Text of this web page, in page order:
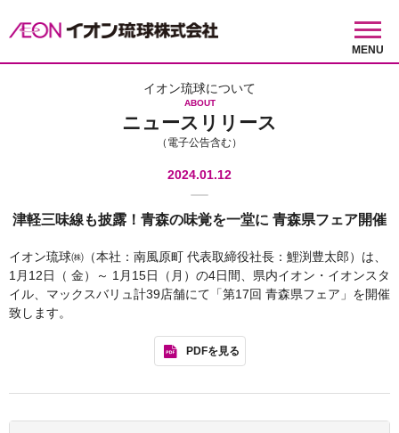
MENU
イオン琉球について
ABOUT
ニュースリリース
（電子公告含む）
2024.01.12
津軽三味線も披露！青森の味覚を一堂に 青森県フェア開催
イオン琉球㈱（本社：南風原町 代表取締役社長：鯉渕豊太郎）は、
1月12日（ 金）～ 1月15日（月）の4日間、県内イオン・イオンスタ
イル、マックスバリュ計39店舗にて「第17回 青森県フェア」を開催
致します。
PDFを見る